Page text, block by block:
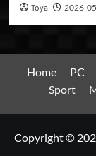
Toya 2026-
Home PC
Sport
Copyright ©